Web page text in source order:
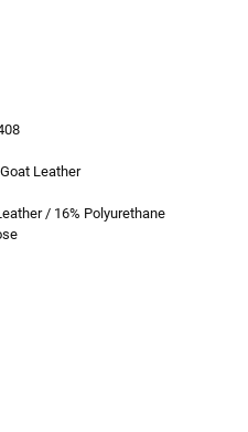
Leather
/ 16% Polyurethane